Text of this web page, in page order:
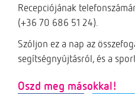
Recepciójának
(+36 70 686 51 24).
Szóljon ez a nap az
segítségnyújtásról, és a
Oszd meg másokkal!